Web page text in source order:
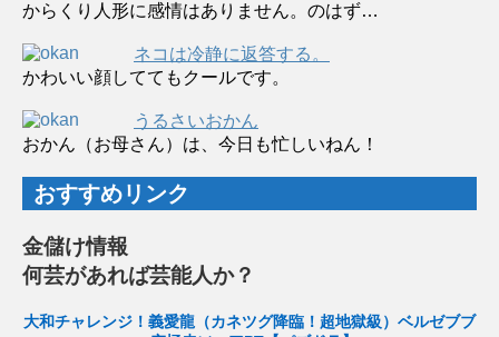
からくり人形に感情はありません。のはず…
ネコは冷静に返答する。
かわいい顔しててもクールです。
うるさいおかん
おかん（お母さん）は、今日も忙しいねん！
おすすめリンク
金儲け情報
何芸があれば芸能人か？
大和チャレンジ！義愛龍（カネツグ降臨！超地獄級）ベルゼブブ